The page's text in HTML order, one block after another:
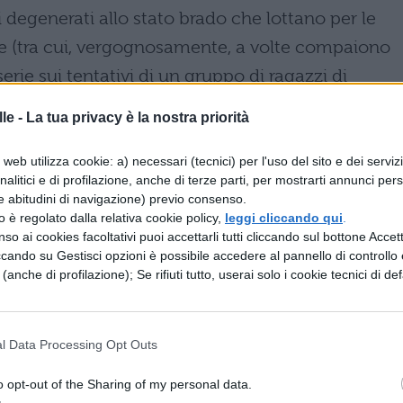
- La tua privacy è la nostra priorità
utilizza cookie: a) necessari (tecnici) per l'uso del sito e dei
e di profilazione, anche di terze parti, per mostrarti annunci
abitudini di navigazione) previo consenso.
è regolato dalla relativa cookie policy, leggi cliccando qui
ai cookies facoltativi puoi accettarli tutti cliccando sul bottone
su Gestisci opzioni è possibile accedere al pannello di controllo
di profilazione); Se rifiuti tutto, userai solo i cookie tecnici di
Data Processing Opt Outs
opt-out of the Sharing of my personal data.
allo stato brado che lottano per le
(tra cui, vergognosamente, a volte compaiono
sui tentativi di un gruppo di ragazzi di
da una guerra nucleare, però, sono i
che lottano tra di loro, e l'attenzione è posta
delle protagoniste che sulle banali scene
TBS): chi ha seguito la storica sit-com Parks
bella e simpatica Rashida Jones. L'attrice
veste i panni della protagonista eponima,
speciale della polizia di Los Angeles. Lungi
la serie prende in giro tutti i cliché e i luoghi